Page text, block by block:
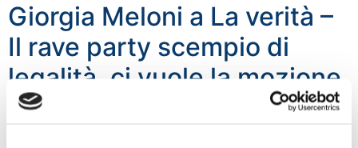
Giorgia Meloni a La verità –
Il rave party scempio di
legalità, ci vuole la mozione
di sfiducia alla Lamorgese: